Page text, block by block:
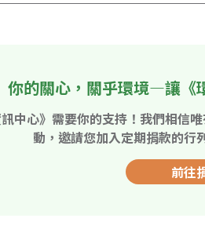
你的關心，關乎環境—讓《
訊中心》需要你的支持！我們相信
動，邀請您加入定期捐款的行
前往